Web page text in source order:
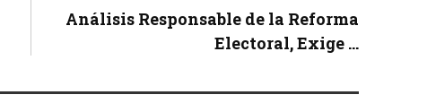
Análisis Responsable de la Reforma
Electoral, Exige ...